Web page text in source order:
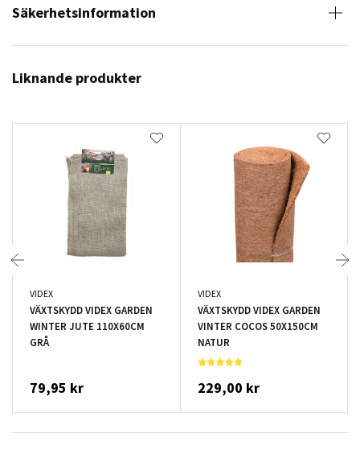
Säkerhetsinformation
Liknande produkter
VIDEX
VÄXTSKYDD VIDEX GARDEN
WINTER JUTE 110X60CM
GRÅ
79,95 kr
VIDEX
VÄXTSKYDD VIDEX GARDEN
VINTER COCOS 50X150CM
NATUR
229,00 kr